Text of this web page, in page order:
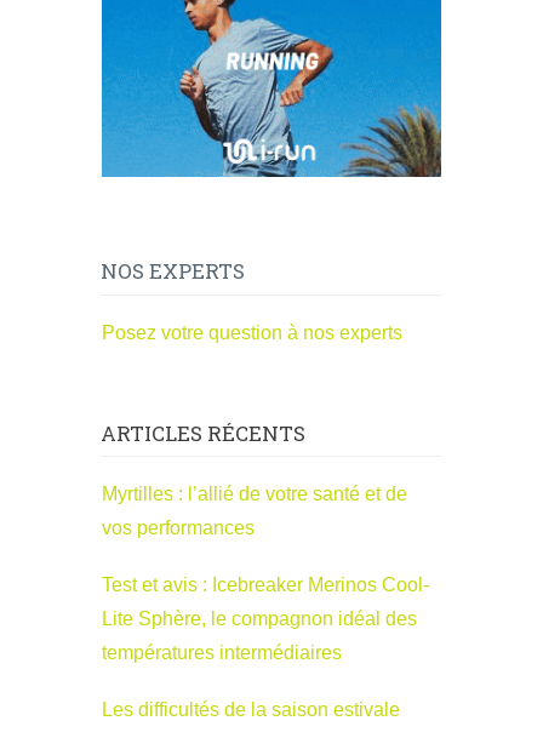
NOS EXPERTS
Posez votre question à nos experts
ARTICLES RÉCENTS
Myrtilles : l’allié de votre santé et de
vos performances
Test et avis : Icebreaker Merinos Cool-
Lite Sphère, le compagnon idéal des
températures intermédiaires
Les difficultés de la saison estivale